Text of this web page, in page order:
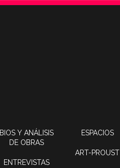
BIOS Y ANÁLISIS
DE OBRAS
ENTREVISTAS
ESPACIOS
ART-PROUST